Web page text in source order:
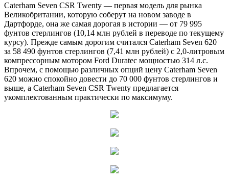
Caterham Seven CSR Twenty — первая модель для рынка
Великобритании, которую соберут на новом заводе в
Дартфорде, она же самая дорогая в истории — от 79 995
фунтов стерлингов (10,14 млн рублей в переводе по текущему
курсу). Прежде самым дорогим считался Caterham Seven 620
за 58 490 фунтов стерлингов (7,41 млн рублей) с 2,0-литровым
компрессорным мотором Ford Duratec мощностью 314 л.с.
Впрочем, с помощью различных опций цену Caterham Seven
620 можно спокойно довести до 70 000 фунтов стерлингов и
выше, а Caterham Seven CSR Twenty предлагается
укомплектованным практически по максимуму.